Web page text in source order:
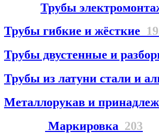
Трубы
Трубы гибкие и жёсткие
Трубы двустенные и
Трубы из латуни стали и
Металлорукав и
Маркировка 203